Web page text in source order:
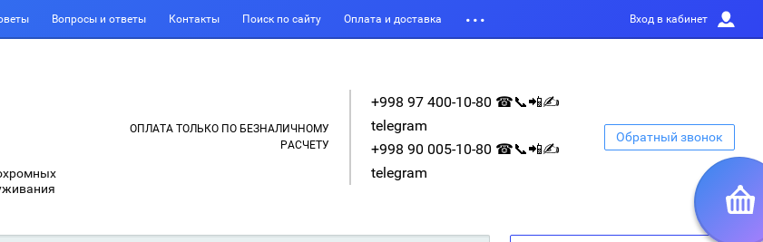
Вопросы и ответы Контакты Поиск по сайту Оплата и доставка Вход в кабинет
ОПЛАТА ТОЛЬКО ПО БЕЗНАЛИЧНОМУ
РАСЧЕТУ
+998 97 400-10-80 ☎📞📲✍
telegram
+998 90 005-10-80 ☎📞📲✍
telegram
Обратный звонок